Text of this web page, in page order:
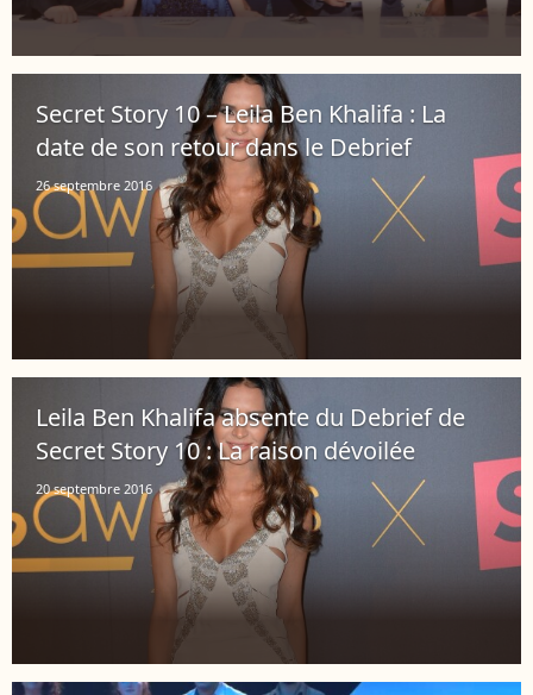
Secret Story 10 – Leila Ben Khalifa : La
date de son retour dans le Debrief
26 septembre 2016
Leila Ben Khalifa absente du Debrief de
Secret Story 10 : La raison dévoilée
20 septembre 2016